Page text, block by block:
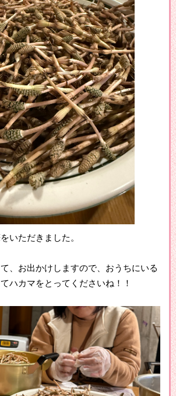
いただきました。
、お出かけしますので、おうちにいる
ハカマをとってくださいね！！